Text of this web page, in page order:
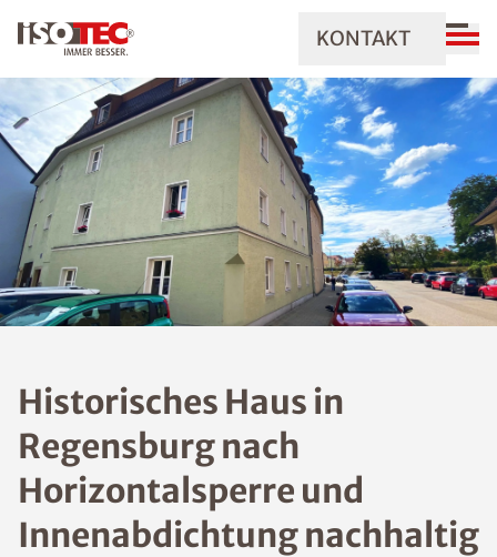
KONTAKT
Historisches Haus in
Regensburg nach
Horizontalsperre und
Innenabdichtung nachhaltig